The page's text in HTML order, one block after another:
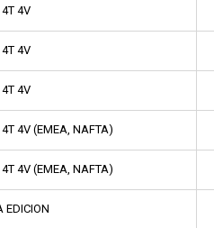
4V
4V
4V
4V (EMEA, NAFTA)
4V (EMEA, NAFTA)
EDICION